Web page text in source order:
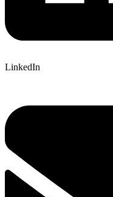
LinkedIn